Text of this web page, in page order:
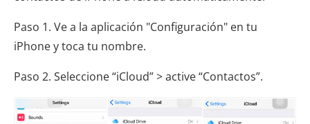
Paso 1. Ve a la aplicación "Configuración" en tu
iPhone y toca tu nombre.
Paso 2. Seleccione “iCloud” > active “Contactos”.